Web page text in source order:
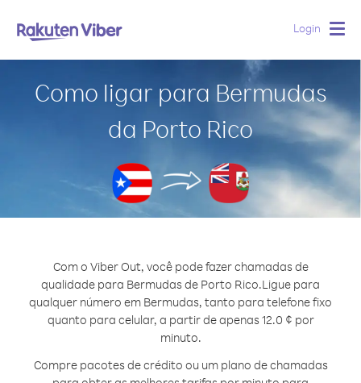
Login
Como ligar para Bermudas
da Porto Rico
Com o Viber Out, você pode fazer chamadas de
qualidade para Bermudas de Porto Rico.Ligue para
qualquer número em Bermudas, tanto para telefone fixo
quanto para celular, a partir de apenas 12.0 ¢ por
minuto.
Compre pacotes de crédito ou um plano de chamadas